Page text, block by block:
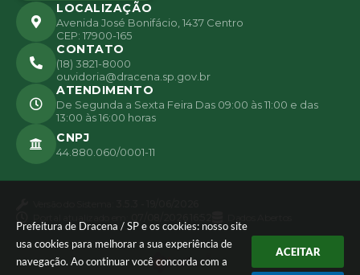
Prefeitura de Dracena / SP e os cookies: nosso site
usa cookies para melhorar a sua experiência de
navegação. Ao continuar você concorda com a
ACEITAR
LOCALIZAÇÃO
Avenida José Bonifácio, 1437 Centro
CEP: 17900-165
CONTATO
(18) 3821-8000
ouvidoria@dracena.sp.gov.br
ATENDIMENTO
De Segunda a Sexta Feira Das 09:00 às 11:00 e das
13:00 às 16:00 horas
CNPJ
44.880.060/0001-11